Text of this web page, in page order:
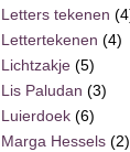
Letters tekenen
Lettertekenen (4)
Lichtzakje (5)
Lis Paludan (3)
Luierdoek (6)
Marga Hessels (2)